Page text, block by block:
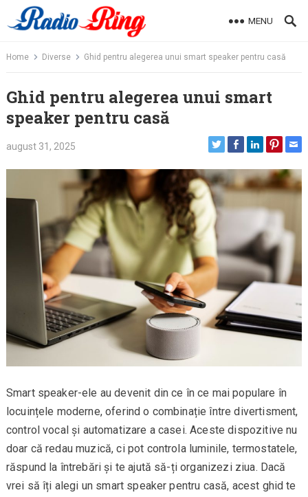
to
MENU
Home Diverse Ghid pentru alegerea unui smart speaker pentru casă
Ghid pentru alegerea unui smart
speaker pentru casă
august 31, 2025
Smart speaker-ele au devenit din ce în ce mai populare în
locuințele moderne, oferind o combinație între divertisment,
control vocal și automatizare a casei. Aceste dispozitive nu
doar că redau muzică, ci pot controla luminile, termostatele,
răspund la întrebări și te ajută să-ți organizezi ziua. Dacă
vrei să îți alegi un smart speaker pentru casă, acest ghid te